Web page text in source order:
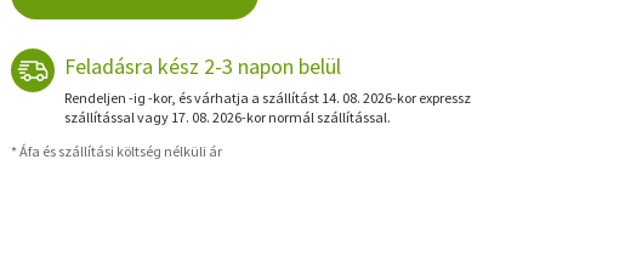
Feladásra kész 2-3 napon belül
Rendeljen -ig -kor, és várhatja a szállítást 14. 08. 2026-kor expressz
szállítással vagy 17. 08. 2026-kor normál szállítással.
* Áfa és szállítási költség nélküli ár